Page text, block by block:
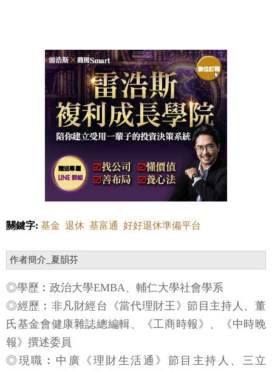
關鍵字: 基金 退休 基富通 好好退休準備平台
作者簡介_夏韻芬
◎學歷︰政治大學EMBA、輔仁大學社會學系
◎經歷︰非凡財經台《當代理財王》節目主持人、董
氏基金會健康雜誌總編輯、《工商時報》、《中時晚
報》撰述委員
◎現職︰中廣《理財生活通》節目主持人、三立